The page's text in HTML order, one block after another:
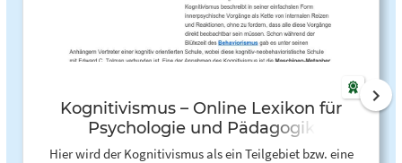
Kognitivismus – Online Lexikon für
Psychologie und Pädagogik
Hier wird der Kognitivismus als ein Teilgebiet bzw. eine